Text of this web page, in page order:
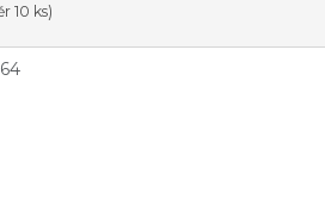
10 ks)